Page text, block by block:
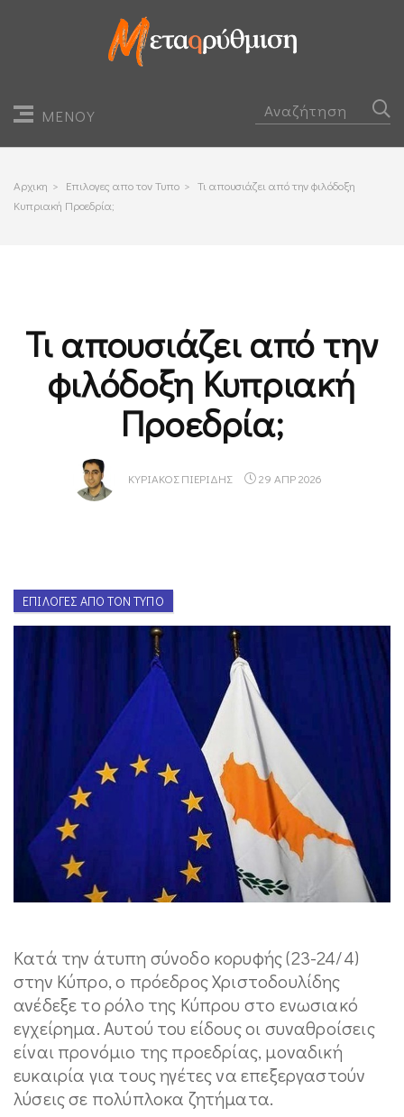
ΜΕΝΟΥ
Αρχικη > Επιλογες απο τον Τυπο > Τι απουσιάζει από την φιλόδοξη
Κυπριακή Προεδρία;
Τι απουσιάζει από την
φιλόδοξη Κυπριακή
Προεδρία;
ΚΥΡΙΆΚΟΣ ΠΙΕΡΊΔΗΣ 29 ΑΠΡ 2026
ΕΠΙΛΟΓΈΣ ΑΠΌ ΤΟΝ ΤΎΠΟ
Κατά την άτυπη σύνοδο κορυφής (23-24/4)
στην Κύπρο, ο πρόεδρος Χριστοδουλίδης
ανέδεξε το ρόλο της Κύπρου στο ενωσιακό
εγχείρημα. Αυτού του είδους οι συναθροίσεις
είναι προνόμιο της προεδρίας, μοναδική
ευκαιρία για τους ηγέτες να επεξεργαστούν
λύσεις σε πολύπλοκα ζητήματα.